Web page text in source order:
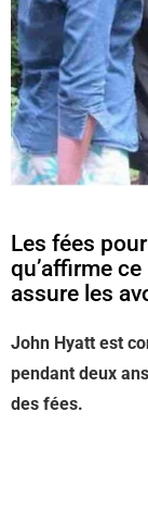
Les fées
qu’affirme
assure les
John Hyatt est
pendant deux
des fées.